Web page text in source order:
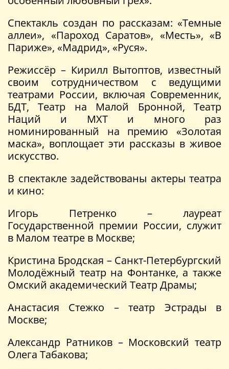
Спектакль создан по рассказам: «Темные
аллеи», «Пароход Саратов», «Месть», «В
Париже», «Мадрид», «Руся».
Режиссёр – Кирилл Вытоптов, известный
своим сотрудничеством с ведущими
театрами России, включая Современник,
БДТ, Театр на Малой Бронной, Театр
Наций и МХТ и много раз
номинированный на премию «Золотая
маска», воплощает эти рассказы в живое
искусство.
В спектакле задействованы актеры театра
и кино:
Игорь Петренко – лауреат
Государственной премии России, служит
в Малом театре в Москве;
Кристина Бродская – Санкт-Петербургский
Молодёжный театр на Фонтанке, а также
Омский академический Театр Драмы;
Анастасия Стежко – театр Эстрады в
Москве;
Александр Ратников – Московский театр
Олега Табакова;